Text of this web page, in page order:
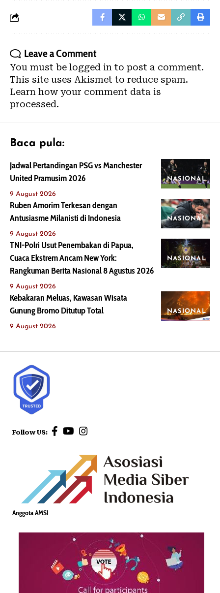
Leave a Comment
You must be logged in to post a comment.
This site uses Akismet to reduce spam.
Learn how your comment data is
processed.
Baca pula:
NASIONAL
Jadwal Pertandingan PSG vs Manchester
United Pramusim 2026
9 August 2026
NASIONAL
Ruben Amorim Terkesan dengan
Antusiasme Milanisti di Indonesia
9 August 2026
NASIONAL
TNI-Polri Usut Penembakan di Papua,
Cuaca Ekstrem Ancam New York:
Rangkuman Berita Nasional 8 Agustus 2026
9 August 2026
NASIONAL
Kebakaran Meluas, Kawasan Wisata
Gunung Bromo Ditutup Total
9 August 2026
Follow US:
Anggota AMSI